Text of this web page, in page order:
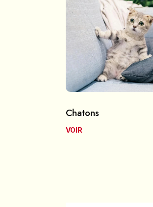
Chatons
VOIR